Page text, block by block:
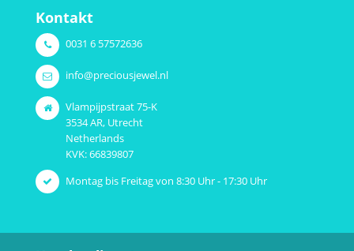
Kontakt
0031 6 57572636
info@preciousjewel.nl
Vlampijpstraat 75-K
3534 AR, Utrecht
Netherlands
KVK: 66839807
Montag bis Freitag von 8:30 Uhr - 17:30 Uhr